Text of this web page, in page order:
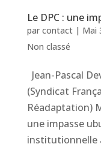
Le DPC : une
par contact| Mai
Non classé
Jean-Pascal
(Syndicat
Réadaptation)
une impasse
institutionnelle